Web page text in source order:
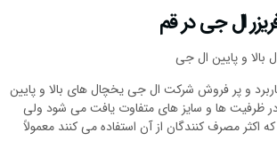
ال جی در قم
بالا و پایین ال جی
و پر فروش شرکت ال جی یخچال های بالا و پایین
ظرفیت ها و سایز های متفاوت یافت می شود ولی
اکثر مصرف کنندگان از آن استفاده می کنند معمولاً